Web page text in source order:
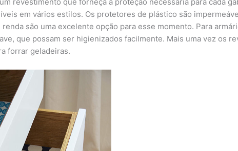
em vários estilos. Os protetores de plástico são
são uma excelente opção para esse momento. Para
que possam ser higienizados facilmente. Mais uma vez os
forrar geladeiras.